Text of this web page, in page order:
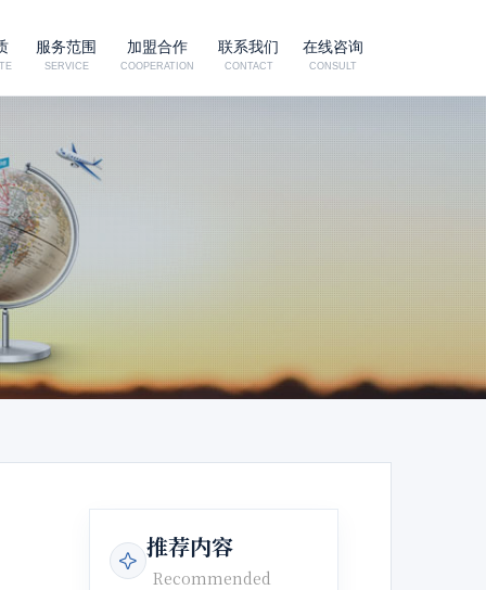
服务范围
SERVICE
加盟合作
COOPERATION
联系我们
CONTACT
在线咨询
CONSULT
推荐内容
Recommended